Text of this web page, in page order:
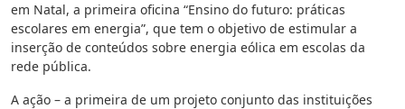
em Natal, a primeira oficina “Ensino do futuro: práticas
escolares em energia”, que tem o objetivo de estimular a
inserção de conteúdos sobre energia eólica em escolas da
rede pública.
A ação – a primeira de um projeto conjunto das instituições